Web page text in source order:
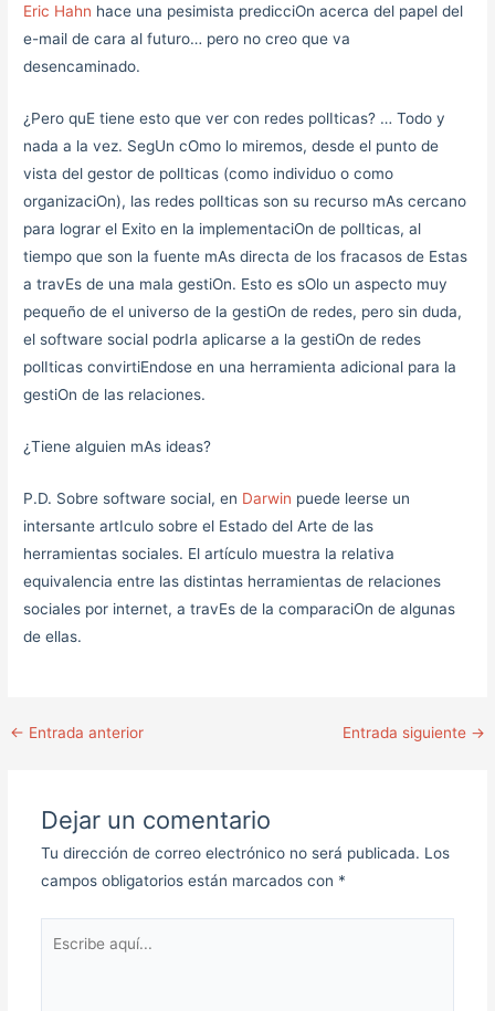
Eric Hahn hace una pesimista predicciOn acerca del papel del
e-mail de cara al futuro… pero no creo que va
desencaminado.
¿Pero quE tiene esto que ver con redes polIticas? … Todo y
nada a la vez. SegUn cOmo lo miremos, desde el punto de
vista del gestor de polIticas (como individuo o como
organizaciOn), las redes polIticas son su recurso mAs cercano
para lograr el Exito en la implementaciOn de polIticas, al
tiempo que son la fuente mAs directa de los fracasos de Estas
a travEs de una mala gestiOn. Esto es sOlo un aspecto muy
pequeño de el universo de la gestiOn de redes, pero sin duda,
el software social podrIa aplicarse a la gestiOn de redes
polIticas convirtiEndose en una herramienta adicional para la
gestiOn de las relaciones.
¿Tiene alguien mAs ideas?
P.D. Sobre software social, en Darwin puede leerse un
intersante artIculo sobre el Estado del Arte de las
herramientas sociales. El artículo muestra la relativa
equivalencia entre las distintas herramientas de relaciones
sociales por internet, a travEs de la comparaciOn de algunas
de ellas.
← Entrada anterior Entrada siguiente →
Dejar un comentario
Tu dirección de correo electrónico no será publicada. Los
campos obligatorios están marcados con *